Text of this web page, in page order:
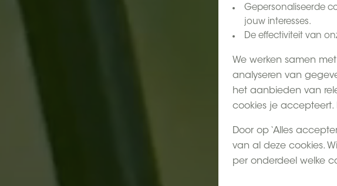
Gepersonaliseerde
jouw interesses.
De effectiviteit van
We werken samen
analyseren van
het aanbieden van
cookies je accepteert.
Door op ‘Alles
van al deze cookies.
per onderdeel welke